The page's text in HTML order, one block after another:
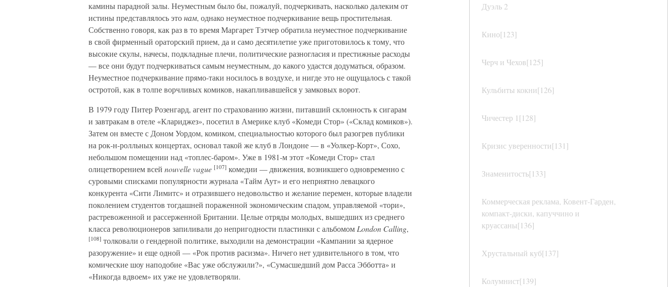
Дуэль 2
Кино[123]
Черч и Чехов[125]
Кульбиты кокни[126]
Чичестер 1[128]
Кризис уверенности[131]
Знаменитость[133]
Коммерческая реклама, Ковент-Гарден,
компакт-диски, капуччино и
круассаны[136]
Хрустальный куб[137]
Колумнист[139]
камины парадной залы. Неуместным было бы, пожалуй, подчеркивать, насколько далеким от
истины представлялось этонам, однако неуместное подчеркивание вещь простительная.
Собственно говоря, как раз в то время Маргарет Тэтчер обратила неуместное подчеркивание
в свой фирменный ораторский прием, да и само десятилетие уже приготовилось к тому, что
высокие скулы, начесы, подкладные плечи, политические разногласия и престижные расходы
— все они будут подчеркиваться самым неуместным, до какого удастся додуматься, образом.
Неуместное подчеркивание прямо-таки носилось в воздухе, и нигде это не ощущалось с такой
остротой, как в толпе ворчливых комиков, накапливавшейся у замковых ворот.
В 1979 году Питер Розенгард, агент по страхованию жизни, питавший склонность к сигарам
и завтракам в отеле «Клариджез», посетил в Америке клуб «Комеди Стор» («Склад комиков»).
Затем он вместе с Доном Уордом, комиком, специальностью которого был разогрев публики
на рок-н-ролльных концертах, основал такой же клуб в Лондоне — в «Уолкер-Корт», Сохо,
небольшом помещении над «топлес-баром». Уже в 1981-м этот «Комеди Стор» стал
олицетворением всей nouvelle vague [107] комедии — движения, возникшего одновременно с
суровыми списками популярности журнала «Тайм Аут» и его неприятно левацкого
конкурента «Сити Лимитс» и отразившего недовольство и желание перемен, которые владели
поколением студентов тогдашней пораженной экономическим спадом, управляемой «тори»,
растревоженной и рассерженной Британии. Целые отряды молодых, вышедших из среднего
класса революционеров запиливали до непригодности пластинки с альбомом London Calling,
[108] толковали о гендерной политике, выходили на демонстрации «Кампании за ядерное
разоружение» и еще одной — «Рок против расизма». Ничего нет удивительного в том, что
комические шоу наподобие «Вас уже обслужили?», «Сумасшедший дом Расса Эбботта» и
«Никогда вдвоем» их уже не удовлетворяли.